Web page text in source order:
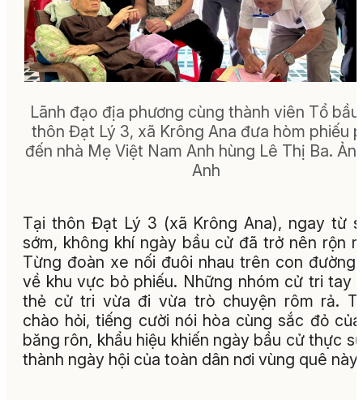
Lãnh đạo địa phương cùng thành viên Tổ
thôn Đạt Lý 3, xã Krông Ana đưa hòm phiếu
đến nhà Mẹ Việt Nam Anh hùng Lê Thị Ba.
Anh
Tại thôn Đạt Lý 3 (xã Krông Ana), ngay từ
sớm, không khí ngày bầu cử đã trở nên rộn
Từng đoàn xe nối đuôi nhau trên con đường
về khu vực bỏ phiếu. Những nhóm cử tri tay
thẻ cử tri vừa đi vừa trò chuyện rôm rả.
chào hỏi, tiếng cười nói hòa cùng sắc đỏ
băng rôn, khẩu hiệu khiến ngày bầu cử thực
thành ngày hội của toàn dân nơi vùng quê này.